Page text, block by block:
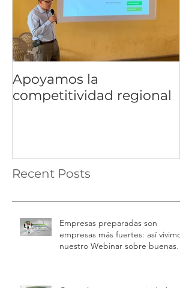
Apoyamos la
competitividad regional
Recent Posts
Empresas preparadas son
empresas más fuertes: así vivimos
nuestro Webinar sobre buenas